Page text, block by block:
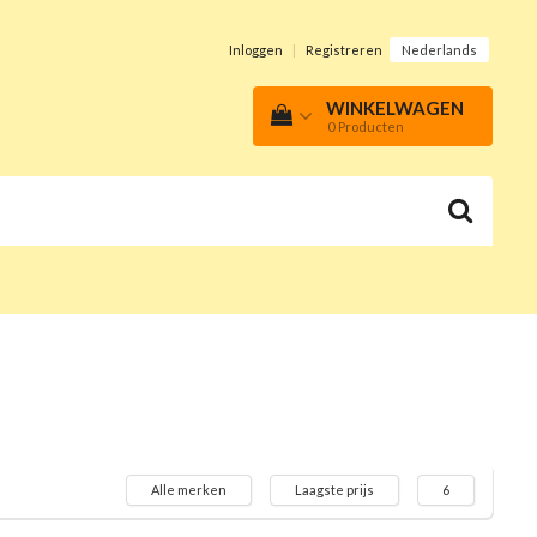
Inloggen | Registreren Nederlands
WINKELWAGEN
0 Producten
Alle merken Laagste prijs 6